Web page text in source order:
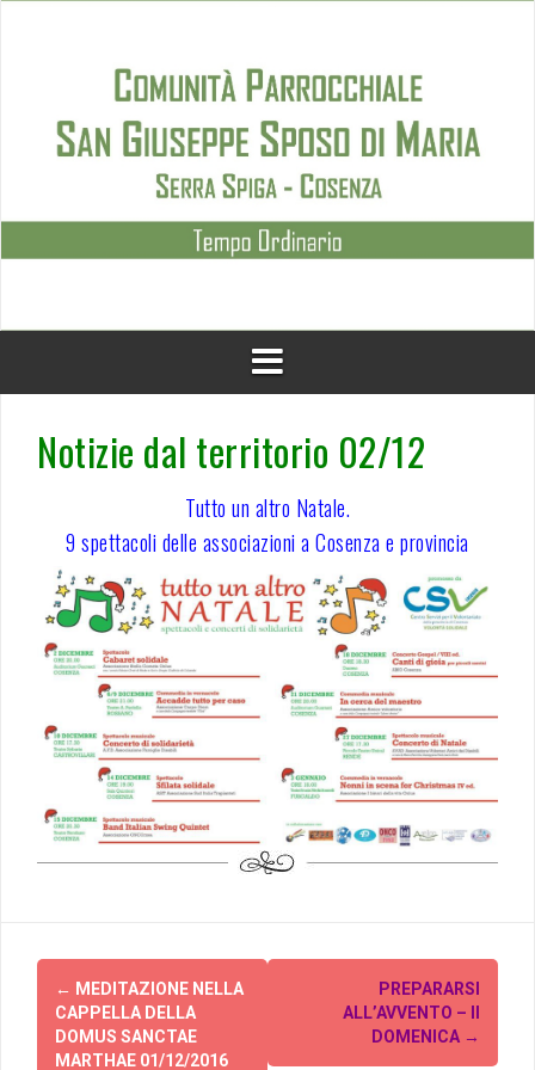
Notizie dal territorio 02/12
Tutto un altro Natale.
9 spettacoli delle associazioni a Cosenza e provincia
Post
navigation
← MEDITAZIONE NELLA
CAPPELLA DELLA
DOMUS SANCTAE
MARTHAE 01/12/2016
PREPARARSI
ALL’AVVENTO – II
DOMENICA →